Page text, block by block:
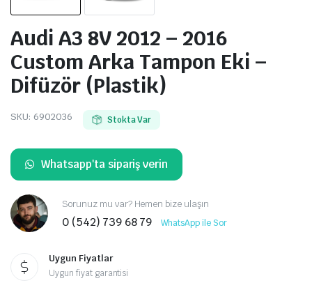
Audi A3 8V 2012 – 2016
Custom Arka Tampon Eki –
Difüzör (Plastik)
SKU: 6902036 Stokta Var
Whatsapp'ta sipariş verin
Sorunuz mu var? Hemen bize ulaşın
0 (542) 739 68 79 WhatsApp ile Sor
Uygun Fiyatlar
Uygun fiyat garantisi